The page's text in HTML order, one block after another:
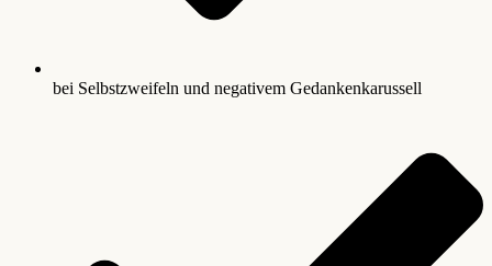
bei Selbstzweifeln und negativem Gedankenkarussell